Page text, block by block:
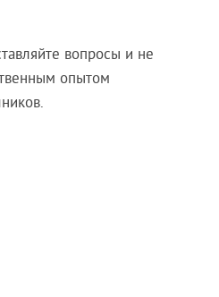
вопросы и не
опытом